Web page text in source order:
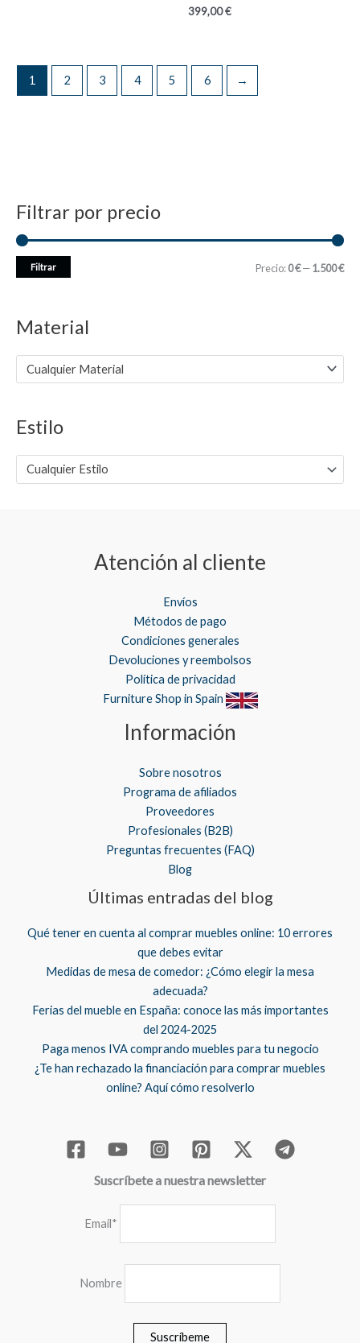
Filtrar por precio
P
i
P
i
Filtrar Precio:0 €—1.500 €
Material
Cualquier Material
Estilo
Cualquier Estilo
149,00 €
399,00€
1 2 3 4 5 6 →
Atención al cliente
Envíos
Métodos de pago
Condiciones generales
Devoluciones y reembolsos
Política de privacidad
Furniture Shop in Spain
Información
Sobre nosotros
Programa de afiliados
Proveedores
Profesionales (B2B)
Preguntas frecuentes (FAQ)
Blog
Últimas entradas del blog
Qué tener en cuenta al comprar muebles online: 10 errores
que debes evitar
Medidas de mesa de comedor: ¿Cómo elegir la mesa
adecuada?
Ferias del mueble en España: conoce las más importantes
del 2024-2025
Paga menos IVA comprando muebles para tu negocio
¿Te han rechazado la financiación para comprar muebles
online? Aquí cómo resolverlo
Suscríbete a nuestra newsletter
Email*
Nombre